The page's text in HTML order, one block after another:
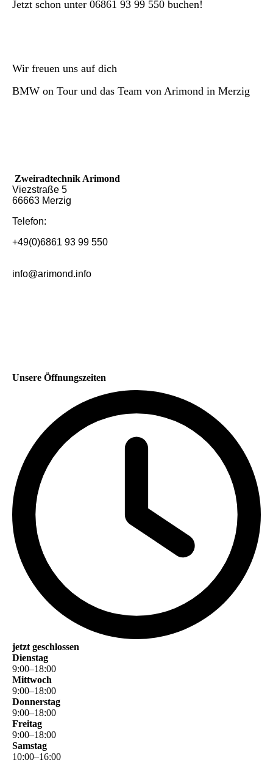
Jetzt schon unter 06861 93 99 550 buchen!
Wir freuen uns auf dich
BMW on Tour und das Team von Arimond in Merzig
Zweiradtechnik Arimond
Viezstraße 5
66663 Merzig
Telefon:
+49(0)6861 93 99 550
info@arimond.info
Unsere Öffnungszeiten
jetzt geschlossen
Dienstag
9:00–18:00
Mittwoch
9:00–18:00
Donnerstag
9:00–18:00
Freitag
9:00–18:00
Samstag
10:00–16:00